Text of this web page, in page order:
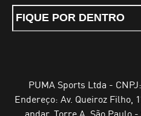
FIQUE POR DENTRO
PUMA Sports Ltda -
Endereço: Av. Queiroz Filho,
andar, Torre A, São Paulo